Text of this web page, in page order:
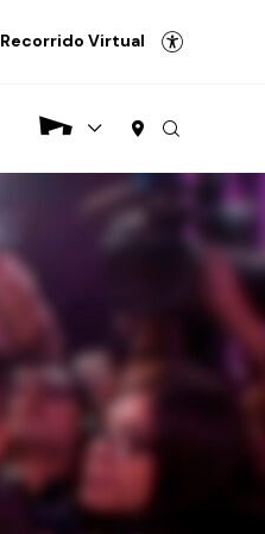
Recorrido Virtual